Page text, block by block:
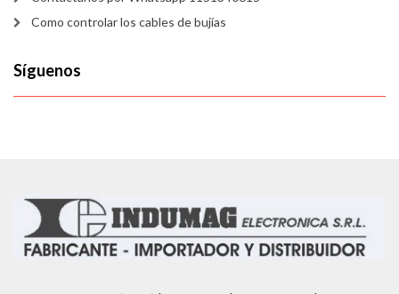
Como controlar los cables de bujías
Síguenos